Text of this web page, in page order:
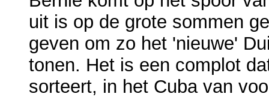
uit is op de grote sommen
geven om zo het 'nieuwe'
tonen. Het is een complot
sorteert, in het Cuba van